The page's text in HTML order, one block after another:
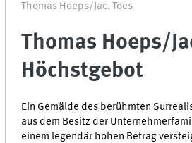
Thomas Hoeps/Jac. Toes
Thomas Hoeps/
Höchstgebot
Ein Gemälde des berühmten
aus dem Besitz der
einem legendär hohen Betrag